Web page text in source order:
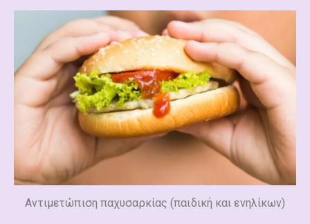
Αντιμετώπιση παχυσαρκίας (παιδική και ενηλίκων)